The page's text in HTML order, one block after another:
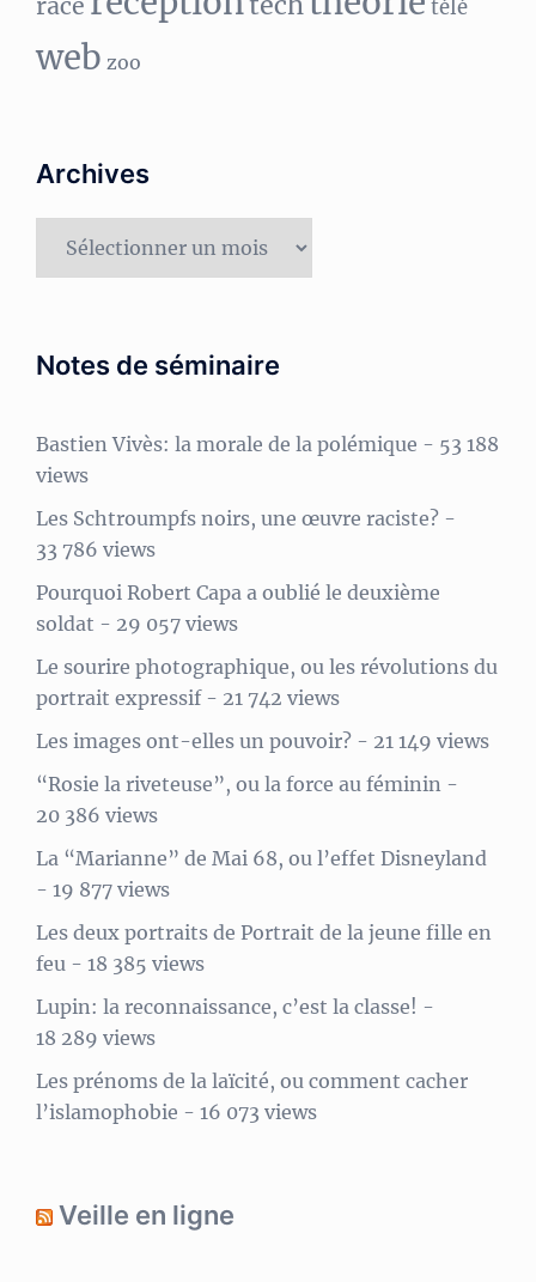
race télé
web zoo
Archives
Archives
Notes de séminaire
Bastien Vivès: la morale de la polémique - 53 188
views
Les Schtroumpfs noirs, une œuvre raciste? -
33 786 views
Pourquoi Robert Capa a oublié le deuxième
soldat - 29 057 views
Le sourire photographique, ou les révolutions du
portrait expressif- 21 742 views
Les images ont-elles un pouvoir? - 21 149 views
“Rosie la riveteuse”, ou la force au féminin -
20 386 views
La “Marianne” de Mai 68, ou l’effet Disneyland
- 19 877 views
Les deux portraits de Portrait de la jeune fille en
feu - 18 385 views
Lupin: la reconnaissance, c’est la classe! -
18 289 views
Les prénoms de la laïcité, ou comment cacher
l’islamophobie - 16 073 views
Veille en ligne